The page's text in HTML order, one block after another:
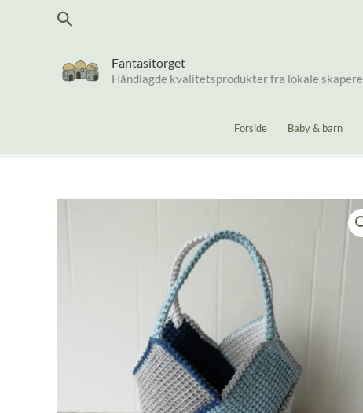
Søk
Fantasitorget
Håndlagde kvalitetsprodukter fra lokale skapere
Forside Baby & barn